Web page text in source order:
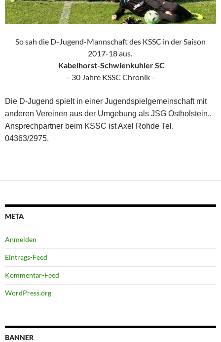
So sah die D-Jugend-Mannschaft des KSSC in der Saison
2017-18 aus.
Kabelhorst-Schwienkuhler SC
– 30 Jahre KSSC Chronik –
Die D-Jugend spielt in einer Jugendspielgemeinschaft mit
anderen Vereinen aus der Umgebung als JSG Ostholstein..
Ansprechpartner beim KSSC ist Axel Rohde Tel.
04363/2975.
META
Anmelden
Eintrags-Feed
Kommentar-Feed
WordPress.org
BANNER